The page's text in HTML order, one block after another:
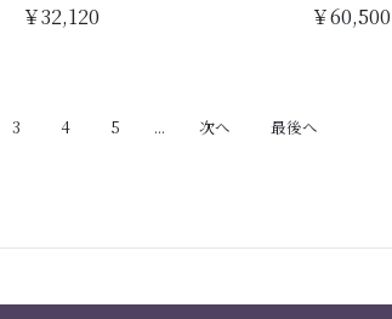
￥32,120
￥60,500
3 4 5 ... 次へ 最後へ